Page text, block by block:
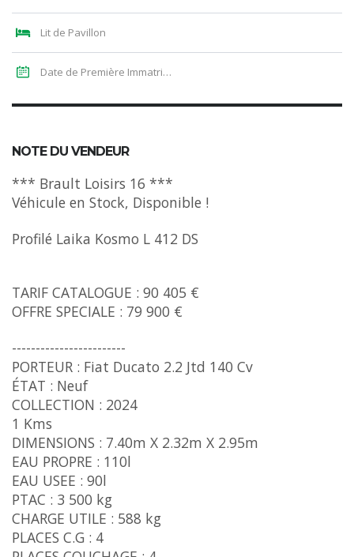
Lit de Pavillon
Date de Première Immatriculation
NOTE DU VENDEUR
*** Brault Loisirs 16 ***
Véhicule en Stock, Disponible !
Profilé Laika Kosmo L 412 DS
TARIF CATALOGUE : 90 405 €
OFFRE SPECIALE : 79 900 €
------------------------
PORTEUR : Fiat Ducato 2.2 Jtd 140 Cv
ÉTAT : Neuf
COLLECTION : 2024
1 Kms
DIMENSIONS : 7.40m X 2.32m X 2.95m
EAU PROPRE : 110l
EAU USEE : 90l
PTAC : 3 500 kg
CHARGE UTILE : 588 kg
PLACES C.G : 4